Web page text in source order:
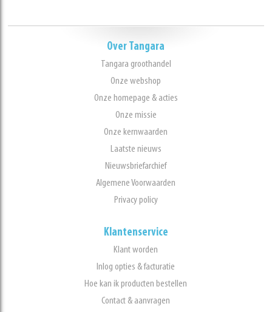
Over Tangara
Tangara groothandel
Onze webshop
Onze homepage & acties
Onze missie
Onze kernwaarden
Laatste nieuws
Nieuwsbriefarchief
Algemene Voorwaarden
Privacy policy
Klantenservice
Klant worden
Inlog opties & facturatie
Hoe kan ik producten bestellen
Contact & aanvragen